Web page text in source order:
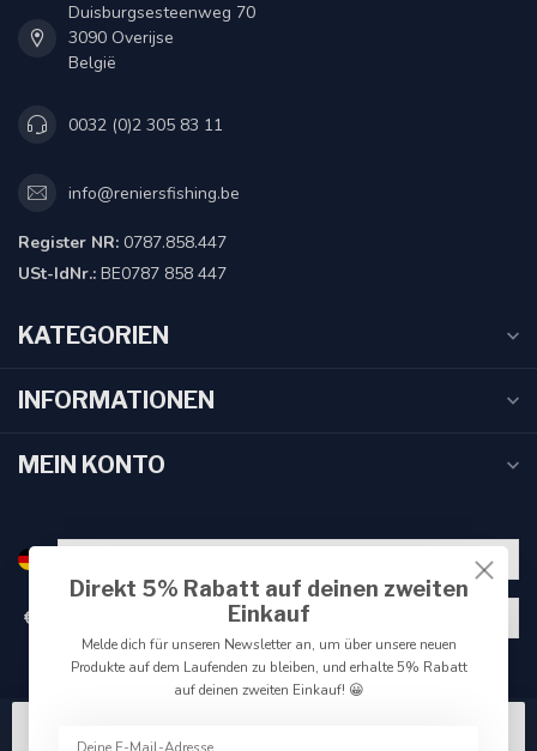
Duisburgsesteenweg 70
3090 Overijse
België
0032 (0)2 305 83 11
info@reniersfishing.be
Register NR: 0787.858.447
USt-IdNr.: BE0787 858 447
KATEGORIEN
INFORMATIONEN
MEIN KONTO
€
Direkt 5% Rabatt auf deinen zweiten
Einkauf
Melde dich für unseren Newsletter an, um über unsere neuen
Produkte auf dem Laufenden zu bleiben, und erhalte 5% Rabatt
auf deinen zweiten Einkauf! 😀